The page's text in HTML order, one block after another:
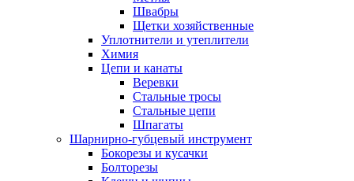
Швабры
Щетки хозяйственные
Уплотнители и утеплители
Химия
Цепи и канаты
Веревки
Стальные тросы
Стальные цепи
Шпагаты
Шарнирно-губцевый инструмент
Бокорезы и кусачки
Болторезы